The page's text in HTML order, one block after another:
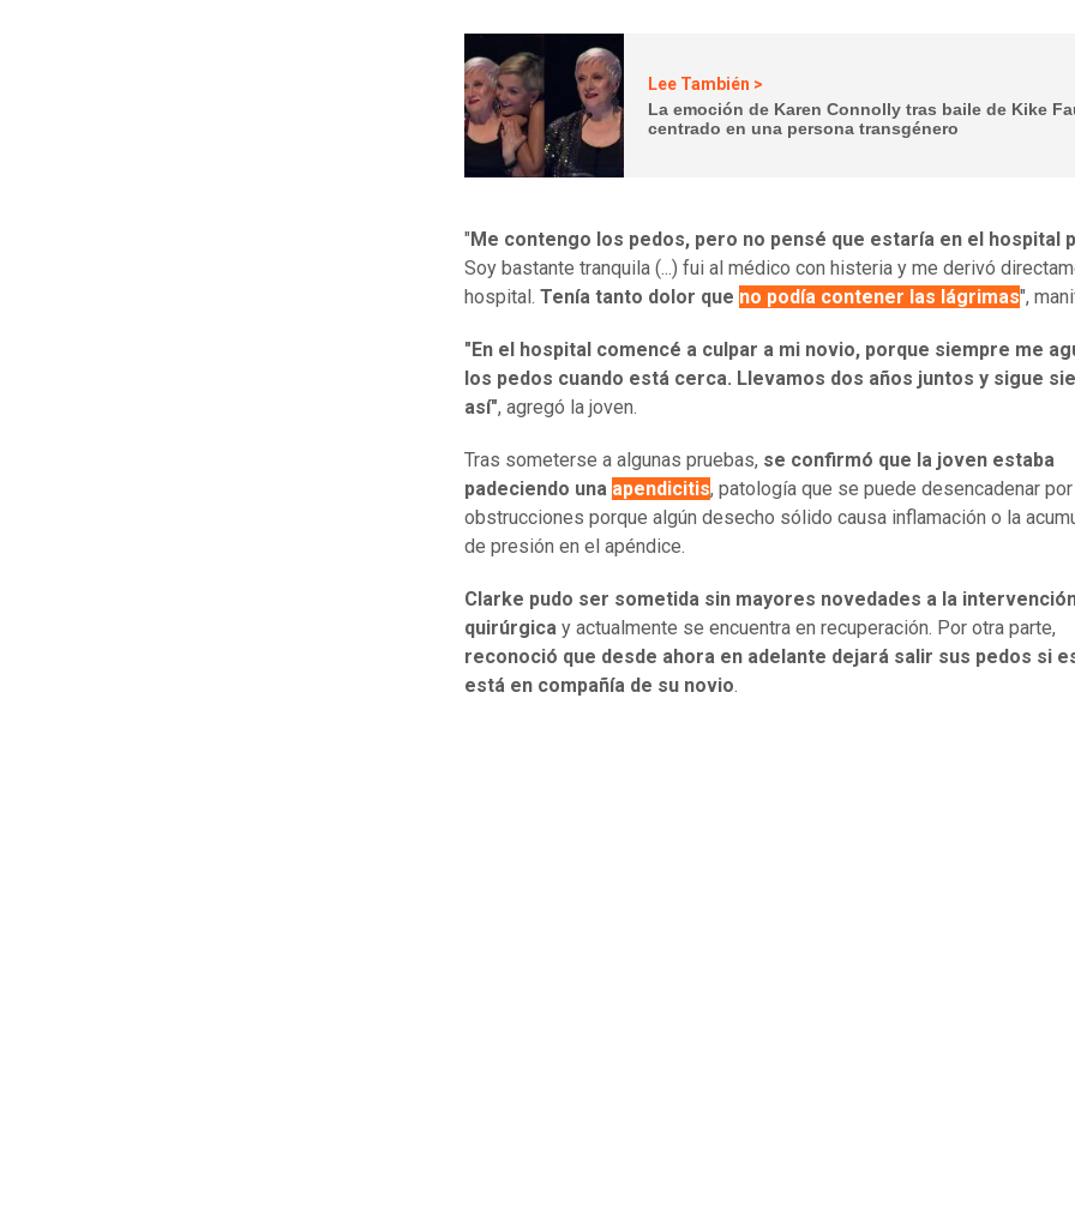
Lee También >
La emoción de Karen Connolly tras baile de Kike
centrado en una persona transgénero
" Me contengo los pedos, pero no pensé que estaría en el hospital
Soy bastante tranquila (...) fui al médico con histeria y me derivó
hospital. Tenía tanto dolor que no podía contener las lágrimas",
"En el hospital comencé a culpar a mi novio, porque siempre me
los pedos cuando está cerca. Llevamos dos años juntos y sigue
así", agregó la joven.
Tras someterse a algunas pruebas, se confirmó que la joven estaba
padeciendo una apendicitis, patología que se puede desencadenar por
obstrucciones porque algún desecho sólido causa inflamación o la
de presión en el apéndice.
Clarke pudo ser sometida sin mayores novedades a la
quirúrgica y actualmente se encuentra en recuperación. Por otra parte,
reconoció que desde ahora en adelante dejará salir sus pedos si
está en compañía de su novio.